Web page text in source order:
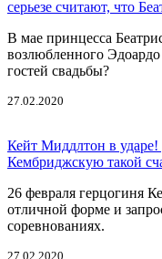
серьезе считают, что
В мае принцесса
возлюбленного
гостей свадьбы?
27.02.2020
Кейт Миддлтон в
Кембриджскую такой
26 февраля герцогиня
отличной форме и
соревнованиях.
27.02.2020